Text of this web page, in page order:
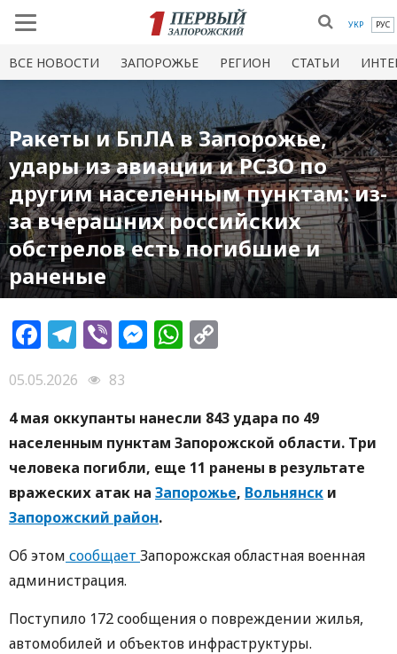
УКР РУС
ВСЕ НОВОСТИ ЗАПОРОЖЬЕ РЕГИОН СТАТЬИ
Ракеты и БпЛА в Запорожье,
удары из авиации и РСЗО по
другим населенным пунктам: из-
за вчерашних российских
обстрелов есть погибшие и
раненые
Facebook
Telegram
ViberMessenger
WhatsApp
05.05.2026
83
4 мая оккупанты нанесли 843 удара по 49
населенным пунктам Запорожской области. Три
человека погибли, еще 11 ранены в результате
вражеских атак на Запорожье, Вольнянск и
Запорожский район.
Об этом сообщает Запорожская областная военная
администрация.
Поступило 172 сообщения о повреждении жилья,
автомобилей и объектов инфраструктуры.